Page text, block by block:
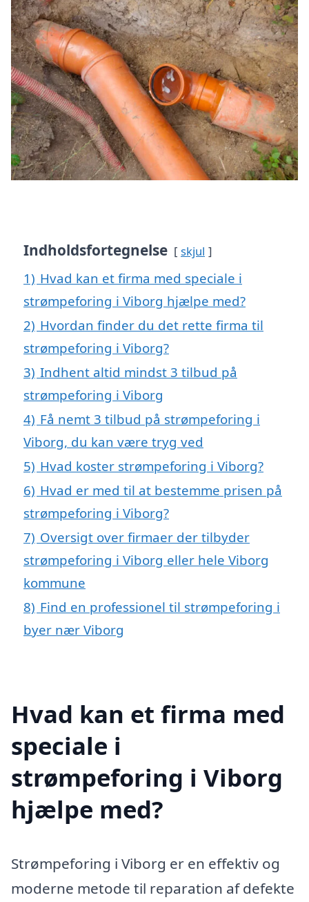
Indholdsfortegnelse skjul
1) Hvad kan et firma med speciale i
strømpeforing i Viborg hjælpe med?
2) Hvordan finder du det rette firma til
strømpeforing i Viborg?
3) Indhent altid mindst 3 tilbud på
strømpeforing i Viborg
4) Få nemt 3 tilbud på strømpeforing i
Viborg, du kan være tryg ved
5) Hvad koster strømpeforing i Viborg?
6) Hvad er med til at bestemme prisen på
strømpeforing i Viborg?
7) Oversigt over firmaer der tilbyder
strømpeforing i Viborg eller hele Viborg
kommune
8) Find en professionel til strømpeforing i
byer nær Viborg
Hvad kan et firma med
speciale i
strømpeforing i Viborg
hjælpe med?
Strømpeforing i Viborg er en effektiv og
moderne metode til reparation af defekte